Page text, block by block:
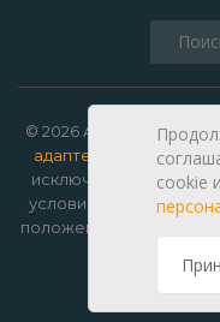
© 2026 Autoelectro —
адаптеры и запчасти
исключительно
условиях не является
положениями Статьи
cookie